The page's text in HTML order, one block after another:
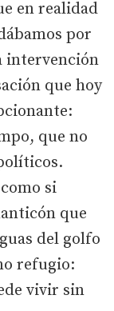
en realidad
por
intervención
que hoy
que no
si
que
del golfo
refugio:
vivir sin